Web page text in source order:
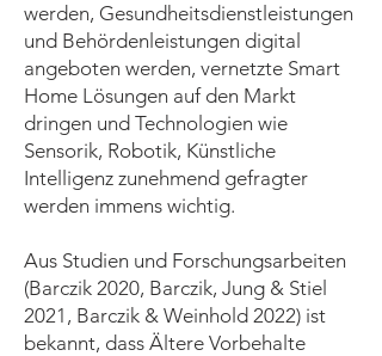
werden, Gesundheitsdienstleistungen
und Behördenleistungen digital
angeboten werden, vernetzte Smart
Home Lösungen auf den Markt
dringen und Technologien wie
Sensorik, Robotik, Künstliche
Intelligenz zunehmend gefragter
werden immens wichtig.
Aus Studien und Forschungsarbeiten
(Barczik 2020, Barczik, Jung & Stiel
2021, Barczik & Weinhold 2022) ist
bekannt, dass Ältere Vorbehalte